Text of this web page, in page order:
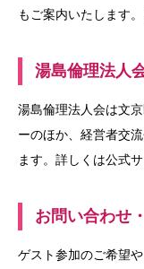
もご案内いたします
湯島倫理法人
湯島倫理法人会は文
ーのほか、経営者交
ます。詳しくは公式
お問い合わせ
ゲスト参加のご希望